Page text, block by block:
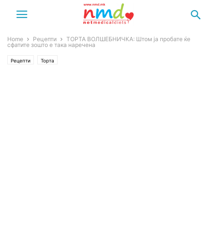
Home Рецепти
ТОРТА ВОЛШЕБНИЧКА: Штом ја пробате ќе
сфатите зошто е така наречена
Рецепти Торта